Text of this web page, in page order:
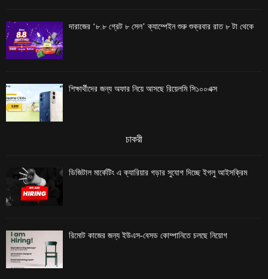
দারাজের ‘৮.৮ গ্রেট ৮ সেল’ ক্যাম্পেইন শুরু শুক্রবার রাত ৮ টা থেকে
শিক্ষার্থীদের জন্য অফার নিয়ে আসছে রিয়েলমি সি১০০এক্স
চাকরী
ডিজিটাল মার্কেটিং এ ক্যারিয়ার গড়ার সুযোগ দিচ্ছে ইগলু আইসক্রিম
রিমোট কাজের জন্য ইউএস-বেসড কোম্পানিতে চলছে নিয়োগ